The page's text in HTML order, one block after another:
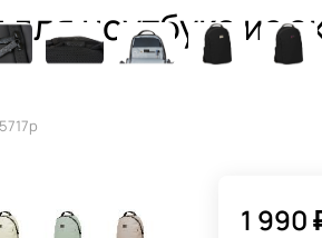
ноутбука из
1 990